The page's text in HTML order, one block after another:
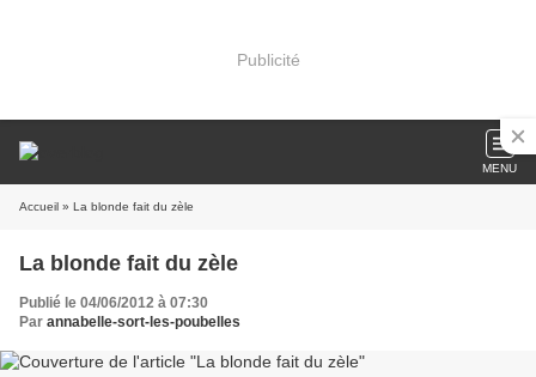
Publicité
MENU
Accueil » La blonde fait du zèle
La blonde fait du zèle
Publié le 04/06/2012 à 07:30
Par annabelle-sort-les-poubelles